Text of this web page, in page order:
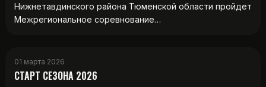
Нижнетавдинского района Тюменской области пройдет
Межрегиональное соревнование…
01 марта 2026
СТАРТ СЕЗОНА 2026